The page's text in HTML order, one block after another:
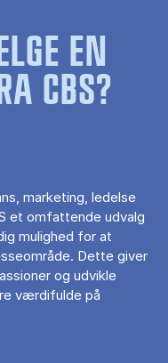
EN
CBS?
marketing, ledelse
et omfattende udvalg
mulighed for at
Dette giver
og udvikle
værdifulde på